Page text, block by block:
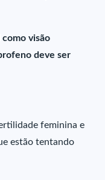
visão
deve ser
feminina e
estão tentando